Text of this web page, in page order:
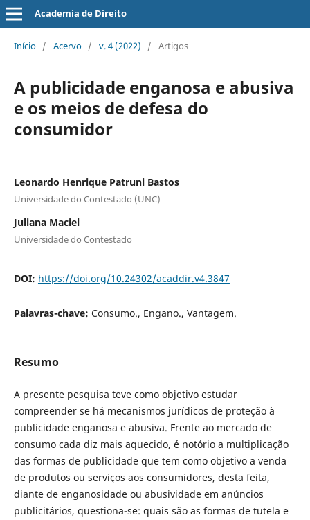
Academia de Direito
Início / Acervo / v. 4 (2022) / Artigos
A publicidade enganosa e abusiva
e os meios de defesa do
consumidor
Leonardo Henrique Patruni Bastos
Universidade do Contestado (UNC)
Juliana Maciel
Universidade do Contestado
DOI: https://doi.org/10.24302/acaddir.v4.3847
Palavras-chave: Consumo., Engano., Vantagem.
Resumo
A presente pesquisa teve como objetivo estudar
compreender se há mecanismos jurídicos de proteção à
publicidade enganosa e abusiva. Frente ao mercado de
consumo cada diz mais aquecido, é notório a multiplicação
das formas de publicidade que tem como objetivo a venda
de produtos ou serviços aos consumidores, desta feita,
diante de enganosidade ou abusividade em anúncios
publicitários, questiona-se: quais são as formas de tutela e